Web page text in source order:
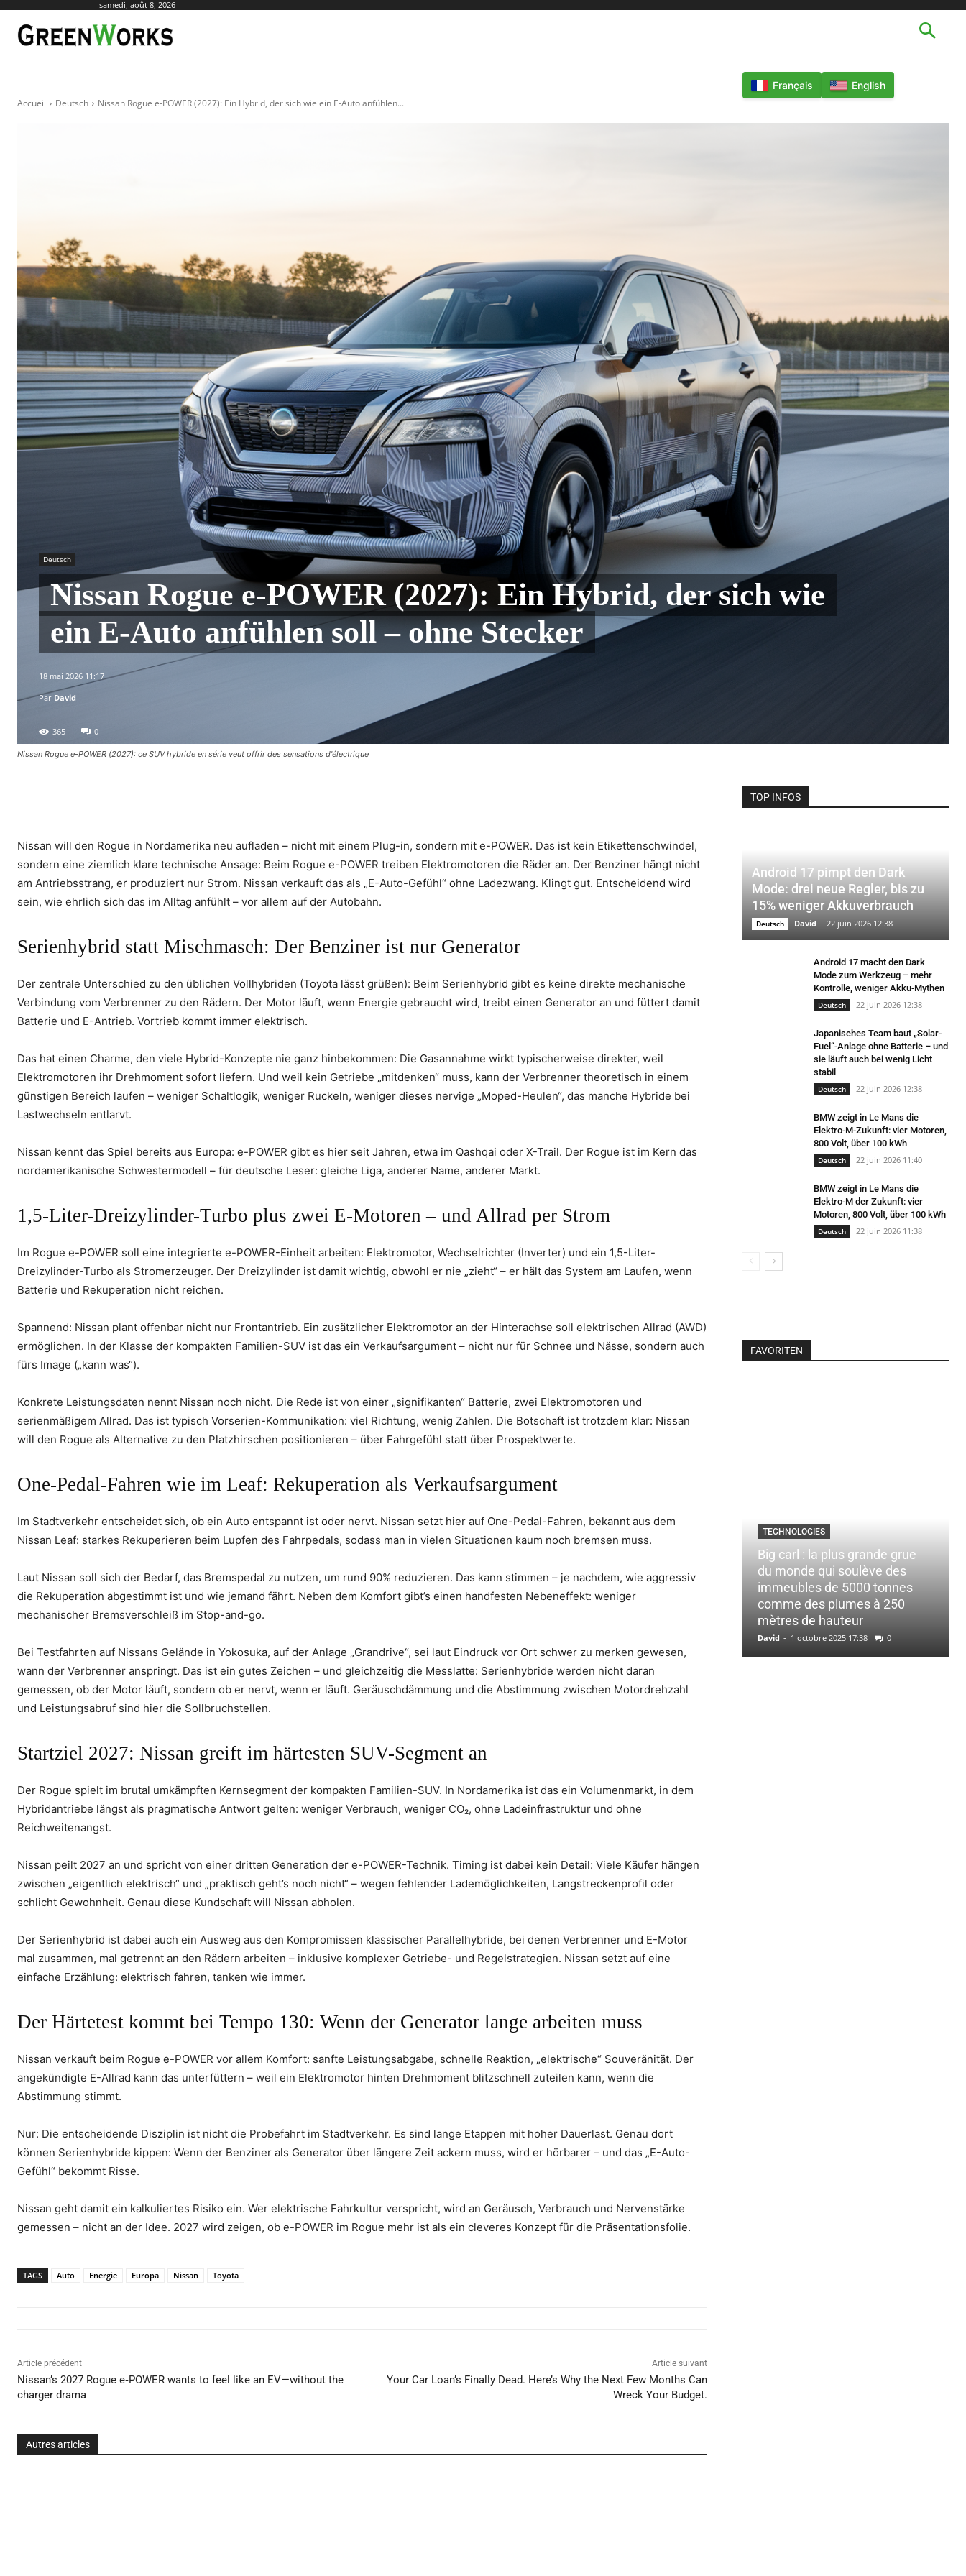
samedi, août 8, 2026
Accueil Deutsch Nissan Rogue e-POWER (2027): Ein Hybrid, der sich wie ein E-Auto anfühlen...
Nissan Rogue e-POWER (2027): ce SUV hybride en série veut offrir des sensations d'électrique
Deutsch
Nissan Rogue e-POWER (2027): Ein Hybrid, der sich wie
ein E-Auto anfühlen soll – ohne Stecker
18 mai 2026 11:17
Par David
365 0
Nissan will den Rogue in Nordamerika neu aufladen – nicht mit einem Plug-in, sondern mit e-POWER. Das ist kein Etikettenschwindel,
sondern eine ziemlich klare technische Ansage: Beim Rogue e-POWER treiben Elektromotoren die Räder an. Der Benziner hängt nicht
am Antriebsstrang, er produziert nur Strom. Nissan verkauft das als „E-Auto-Gefühl“ ohne Ladezwang. Klingt gut. Entscheidend wird
sein, wie ehrlich sich das im Alltag anfühlt – vor allem auf der Autobahn.
Serienhybrid statt Mischmasch: Der Benziner ist nur Generator
Der zentrale Unterschied zu den üblichen Vollhybriden (Toyota lässt grüßen): Beim Serienhybrid gibt es keine direkte mechanische
Verbindung vom Verbrenner zu den Rädern. Der Motor läuft, wenn Energie gebraucht wird, treibt einen Generator an und füttert damit
Batterie und E-Antrieb. Vortrieb kommt immer elektrisch.
Das hat einen Charme, den viele Hybrid-Konzepte nie ganz hinbekommen: Die Gasannahme wirkt typischerweise direkter, weil
Elektromotoren ihr Drehmoment sofort liefern. Und weil kein Getriebe „mitdenken“ muss, kann der Verbrenner theoretisch in einem
günstigen Bereich laufen – weniger Schaltlogik, weniger Ruckeln, weniger dieses nervige „Moped-Heulen“, das manche Hybride bei
Lastwechseln entlarvt.
Nissan kennt das Spiel bereits aus Europa: e-POWER gibt es hier seit Jahren, etwa im Qashqai oder X-Trail. Der Rogue ist im Kern das
nordamerikanische Schwestermodell – für deutsche Leser: gleiche Liga, anderer Name, anderer Markt.
1,5-Liter-Dreizylinder-Turbo plus zwei E-Motoren – und Allrad per Strom
Im Rogue e-POWER soll eine integrierte e-POWER-Einheit arbeiten: Elektromotor, Wechselrichter (Inverter) und ein 1,5-Liter-
Dreizylinder-Turbo als Stromerzeuger. Der Dreizylinder ist damit wichtig, obwohl er nie „zieht“ – er hält das System am Laufen, wenn
Batterie und Rekuperation nicht reichen.
Spannend: Nissan plant offenbar nicht nur Frontantrieb. Ein zusätzlicher Elektromotor an der Hinterachse soll elektrischen Allrad (AWD)
ermöglichen. In der Klasse der kompakten Familien-SUV ist das ein Verkaufsargument – nicht nur für Schnee und Nässe, sondern auch
fürs Image („kann was“).
Konkrete Leistungsdaten nennt Nissan noch nicht. Die Rede ist von einer „signifikanten“ Batterie, zwei Elektromotoren und
serienmäßigem Allrad. Das ist typisch Vorserien-Kommunikation: viel Richtung, wenig Zahlen. Die Botschaft ist trotzdem klar: Nissan
will den Rogue als Alternative zu den Platzhirschen positionieren – über Fahrgefühl statt über Prospektwerte.
One-Pedal-Fahren wie im Leaf: Rekuperation als Verkaufsargument
Im Stadtverkehr entscheidet sich, ob ein Auto entspannt ist oder nervt. Nissan setzt hier auf One-Pedal-Fahren, bekannt aus dem
Nissan Leaf: starkes Rekuperieren beim Lupfen des Fahrpedals, sodass man in vielen Situationen kaum noch bremsen muss.
Laut Nissan soll sich der Bedarf, das Bremspedal zu nutzen, um rund 90% reduzieren. Das kann stimmen – je nachdem, wie aggressiv
die Rekuperation abgestimmt ist und wie jemand fährt. Neben dem Komfort gibt’s einen handfesten Nebeneffekt: weniger
mechanischer Bremsverschleiß im Stop-and-go.
Bei Testfahrten auf Nissans Gelände in Yokosuka, auf der Anlage „Grandrive“, sei laut Eindruck vor Ort schwer zu merken gewesen,
wann der Verbrenner anspringt. Das ist ein gutes Zeichen – und gleichzeitig die Messlatte: Serienhybride werden nicht daran
gemessen, ob der Motor läuft, sondern ob er nervt, wenn er läuft. Geräuschdämmung und die Abstimmung zwischen Motordrehzahl
und Leistungsabruf sind hier die Sollbruchstellen.
Startziel 2027: Nissan greift im härtesten SUV-Segment an
Der Rogue spielt im brutal umkämpften Kernsegment der kompakten Familien-SUV. In Nordamerika ist das ein Volumenmarkt, in dem
Hybridantriebe längst als pragmatische Antwort gelten: weniger Verbrauch, weniger CO₂, ohne Ladeinfrastruktur und ohne
Reichweitenangst.
Nissan peilt 2027 an und spricht von einer dritten Generation der e-POWER-Technik. Timing ist dabei kein Detail: Viele Käufer hängen
zwischen „eigentlich elektrisch“ und „praktisch geht’s noch nicht“ – wegen fehlender Lademöglichkeiten, Langstreckenprofil oder
schlicht Gewohnheit. Genau diese Kundschaft will Nissan abholen.
Der Serienhybrid ist dabei auch ein Ausweg aus den Kompromissen klassischer Parallelhybride, bei denen Verbrenner und E-Motor
mal zusammen, mal getrennt an den Rädern arbeiten – inklusive komplexer Getriebe- und Regelstrategien. Nissan setzt auf eine
einfache Erzählung: elektrisch fahren, tanken wie immer.
Der Härtetest kommt bei Tempo 130: Wenn der Generator lange arbeiten muss
Nissan verkauft beim Rogue e-POWER vor allem Komfort: sanfte Leistungsabgabe, schnelle Reaktion, „elektrische“ Souveränität. Der
angekündigte E-Allrad kann das unterfüttern – weil ein Elektromotor hinten Drehmoment blitzschnell zuteilen kann, wenn die
Abstimmung stimmt.
Nur: Die entscheidende Disziplin ist nicht die Probefahrt im Stadtverkehr. Es sind lange Etappen mit hoher Dauerlast. Genau dort
können Serienhybride kippen: Wenn der Benziner als Generator über längere Zeit ackern muss, wird er hörbarer – und das „E-Auto-
Gefühl“ bekommt Risse.
Nissan geht damit ein kalkuliertes Risiko ein. Wer elektrische Fahrkultur verspricht, wird an Geräusch, Verbrauch und Nervenstärke
gemessen – nicht an der Idee. 2027 wird zeigen, ob e-POWER im Rogue mehr ist als ein cleveres Konzept für die Präsentationsfolie.
TAGS Auto Energie Europa Nissan Toyota
Article précédent
Nissan’s 2027 Rogue e‑POWER wants to feel like an EV—without the
charger drama
Article suivant
Your Car Loan’s Finally Dead. Here’s Why the Next Few Months Can
Wreck Your Budget.
Autres articles
TOP INFOS
Android 17 pimpt den Dark
Mode: drei neue Regler, bis zu
15% weniger Akkuverbrauch
Deutsch David - 22 juin 2026 12:38
Android 17 macht den Dark
Mode zum Werkzeug – mehr
Kontrolle, weniger Akku-Mythen
Deutsch 22 juin 2026 12:38
Japanisches Team baut „Solar-
Fuel“-Anlage ohne Batterie – und
sie läuft auch bei wenig Licht
stabil
Deutsch 22 juin 2026 12:38
BMW zeigt in Le Mans die
Elektro-M-Zukunft: vier Motoren,
800 Volt, über 100 kWh
Deutsch 22 juin 2026 11:40
BMW zeigt in Le Mans die
Elektro-M der Zukunft: vier
Motoren, 800 Volt, über 100 kWh
Deutsch 22 juin 2026 11:38
FAVORITEN
TECHNOLOGIES
Big carl : la plus grande grue
du monde qui soulève des
immeubles de 5000 tonnes
comme des plumes à 250
mètres de hauteur
David - 1 octobre 2025 17:38 0
Français English